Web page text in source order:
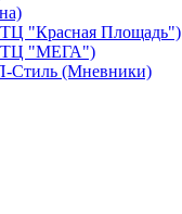
ТЦ "Красная Площадь")
ТЦ "МЕГА")
Стиль (Мневники)